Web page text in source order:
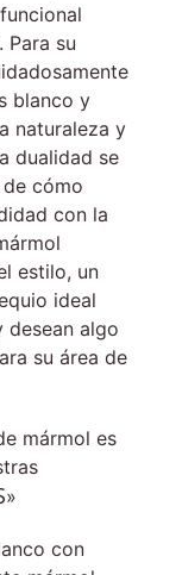
Para su
blanco y
naturaleza y
dualidad se
cómo
con la
estilo, un
ideal
desean algo
su área de
mármol es
»
con